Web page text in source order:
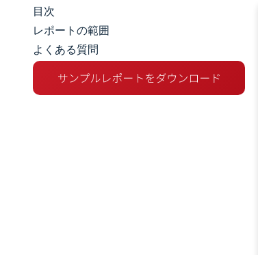
市場規模とシェア
市場分析
トレンドとインサイト
目次
レポートの範囲
よくある質問